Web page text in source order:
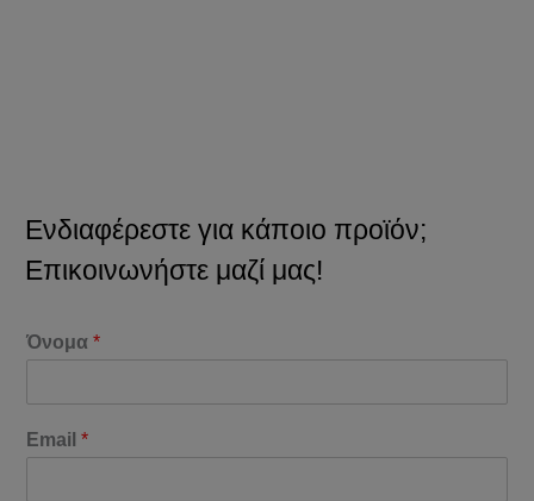
Ενδιαφέρεστε για κάποιο προϊόν;
Επικοινωνήστε μαζί μας!
Όνομα*
Email*